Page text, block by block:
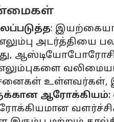
:
அடர்த்தியை
எலும்புகளை
உள்ளவர்கள்,
ஆரோக்கியம்: